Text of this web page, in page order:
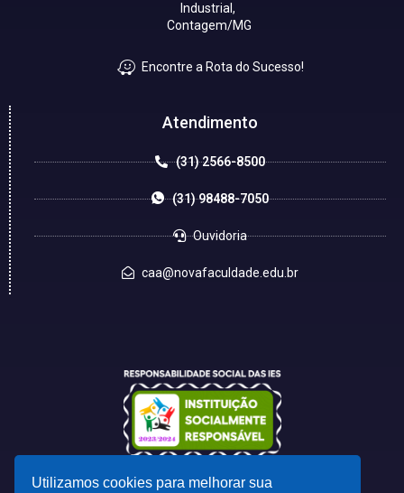
Industrial,
Contagem/MG
Encontre a Rota do Sucesso!
Atendimento
(31) 2566-8500
(31) 98488-7050
Ouvidoria
caa@novafaculdade.edu.br
Utilizamos cookies para melhorar sua